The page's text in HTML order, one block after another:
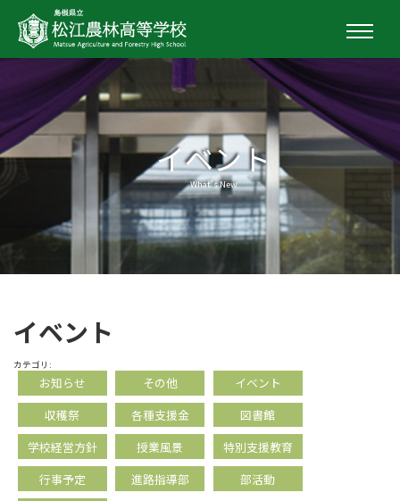
イベント
What's New
イベント
カテゴリ:
お知らせ その他
イベント
収穫祭
各種支援金
図書館
学校経営方針
授業風景
特別支援教育
行事予定
進路指導部
部活動